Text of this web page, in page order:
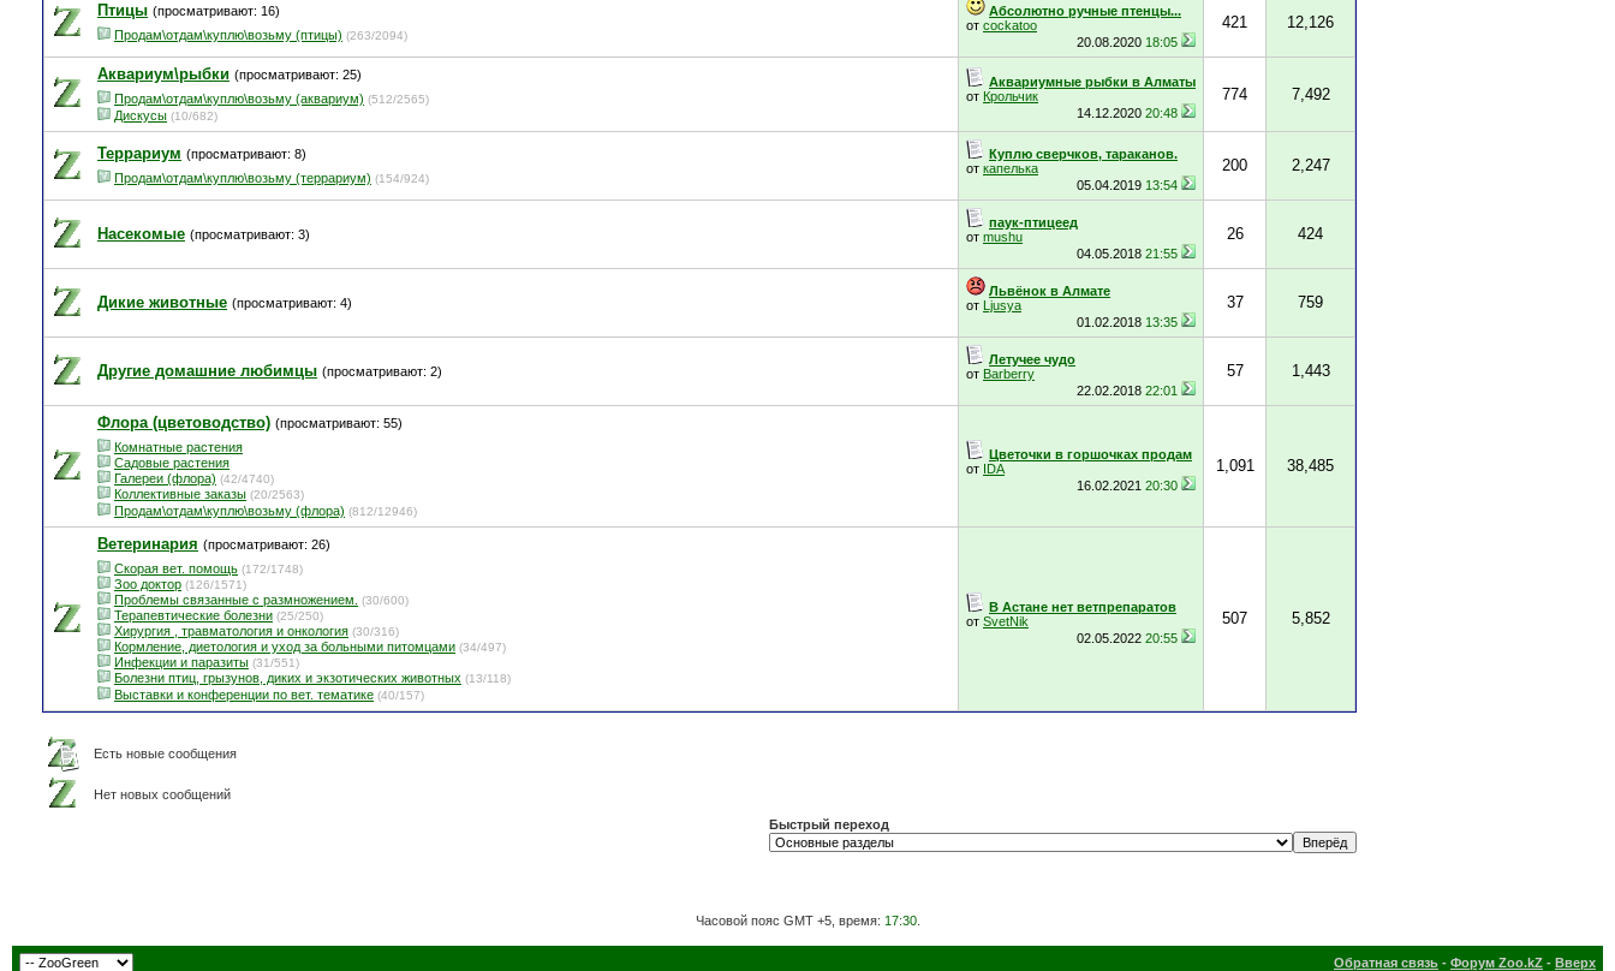
Птицы (просматривают: 16)
Продам\отдам\куплю\возьму (птицы) (263/2094)
Абсолютно ручные птенцы...
от cockatoo
20.08.2020 18:05
421 12,126
Аквариум\рыбки (просматривают: 25)
Продам\отдам\куплю\возьму (аквариум) (512/2565)
Дискусы (10/682)
Аквариумные рыбки в Алматы
от Крольчик
14.12.2020 20:48
774 7,492
Террариум (просматривают: 8)
Продам\отдам\куплю\возьму (террариум) (154/924)
Куплю сверчков, тараканов.
от капелька
05.04.2019 13:54
200 2,247
Насекомые (просматривают: 3)
паук-птицеед
от mushu
04.05.2018 21:55
26 424
Дикие животные (просматривают: 4)
Львёнок в Алмате
от Ljusya
01.02.2018 13:35
37 759
Другие домашние любимцы (просматривают: 2)
Летучее чудо
от Barberry
22.02.2018 22:01
57 1,443
Флора (цветоводство) (просматривают: 55)
Комнатные растения
Садовые растения
Галереи (флора) (42/4740)
Коллективные заказы (20/2563)
Продам\отдам\куплю\возьму (флора) (812/12946)
Цветочки в горшочках продам
от IDA
16.02.2021 20:30
1,091 38,485
Ветеринария (просматривают: 26)
Скорая вет. помощь (172/1748)
Зоо доктор (126/1571)
Проблемы связанные с размножением. (30/600)
Терапевтические болезни (25/250)
Хирургия , травматология и онкология (30/316)
Кормление, диетология и уход за больными питомцами (34/497)
Инфекции и паразиты (31/551)
Болезни птиц, грызунов, диких и экзотических животных (13/118)
Выставки и конференции по вет. тематике (40/157)
В Астане нет ветпрепаратов
от SvetNik
02.05.2022 20:55
507 5,852
Есть новые сообщения
Нет новых сообщений
Быстрый переход
Часовой пояс GMT +5, время: 17:30.
Обратная связь - Форум Zoo.kZ - Вверх